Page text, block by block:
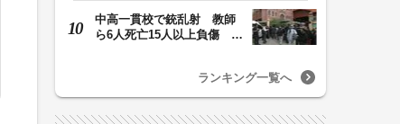
中高一貫校で銃乱射 教師
ら6人死亡15人以上負傷 容
ランキング一覧へ